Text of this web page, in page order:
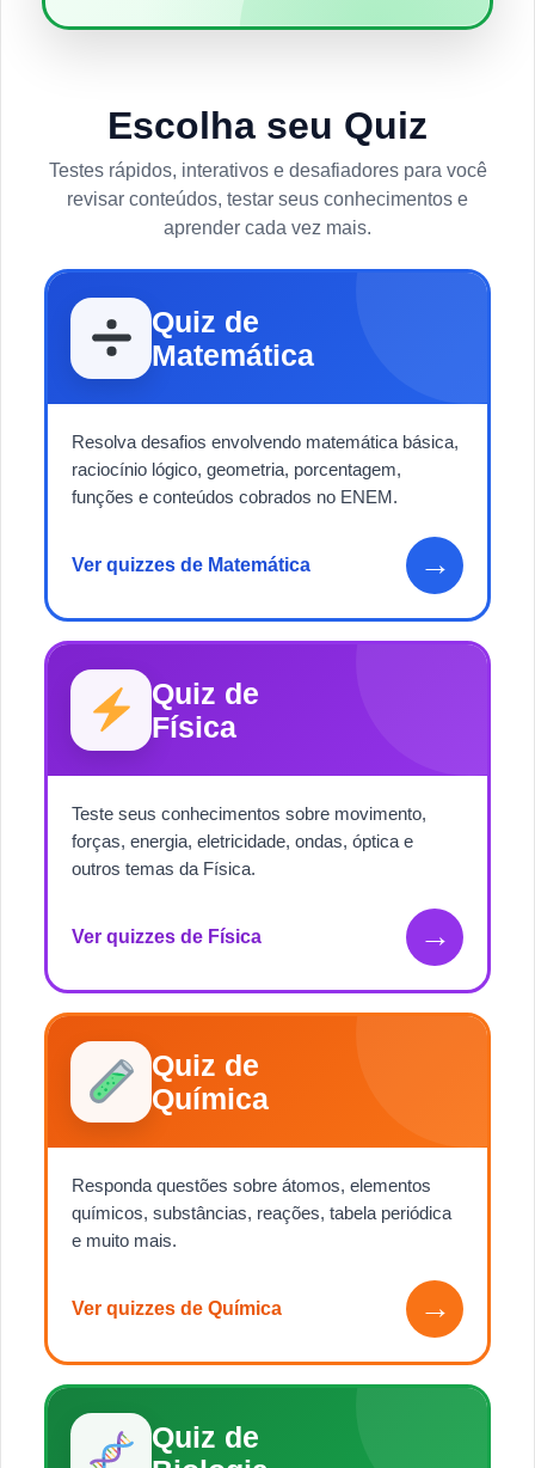
Escolha seu Quiz
Testes rápidos, interativos e desafiadores para você
revisar conteúdos, testar seus conhecimentos e
aprender cada vez mais.
Quiz de
Matemática
Resolva desafios envolvendo matemática básica,
raciocínio lógico, geometria, porcentagem,
funções e conteúdos cobrados no ENEM.
Ver quizzes de Matemática →
Quiz de
Física
Teste seus conhecimentos sobre movimento,
forças, energia, eletricidade, ondas, óptica e
outros temas da Física.
Ver quizzes de Física →
Quiz de
Química
Responda questões sobre átomos, elementos
químicos, substâncias, reações, tabela periódica
e muito mais.
Ver quizzes de Química →
Quiz de